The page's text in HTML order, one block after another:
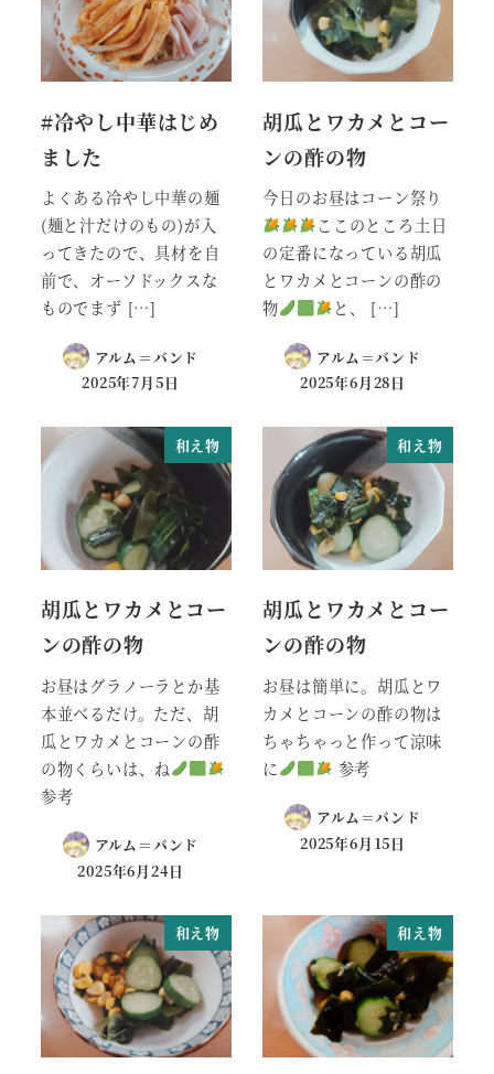
#冷やし中華はじめ
ました
よくある冷やし中華の麺
(麺と汁だけのもの)が入
ってきたので、具材を自
前で、オーソドックスな
ものでまず […]
アルム＝バンド
2025年7月5日
胡瓜とワカメとコー
ンの酢の物
今日のお昼はコーン祭り
ここのところ土日
の定番になっている胡瓜
とワカメとコーンの酢の
物
と、 […]
アルム＝バンド
2025年6月28日
和え物
胡瓜とワカメとコー
ンの酢の物
お昼はグラノーラとか基
本並べるだけ。ただ、胡
瓜とワカメとコーンの酢
の物くらいは、ね
参考
アルム＝バンド
2025年6月24日
和え物
胡瓜とワカメとコー
ンの酢の物
お昼は簡単に。胡瓜とワ
カメとコーンの酢の物は
ちゃちゃっと作って涼味
に
参考
アルム＝バンド
2025年6月15日
和え物 和え物